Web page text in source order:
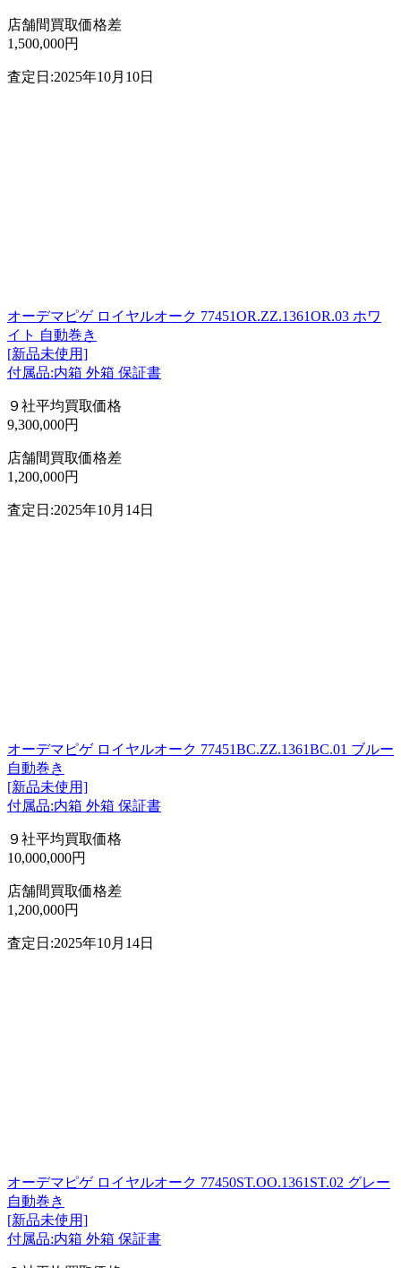
店舗間買取価格差
1,500,000円
査定日:2025年10月10日
オーデマピゲ ロイヤルオーク 77451OR.ZZ.1361OR.03 ホワ
イト 自動巻き
[新品未使用]
付属品:内箱 外箱 保証書
９社平均買取価格
9,300,000円
店舗間買取価格差
1,200,000円
査定日:2025年10月14日
オーデマピゲ ロイヤルオーク 77451BC.ZZ.1361BC.01 ブルー
自動巻き
[新品未使用]
付属品:内箱 外箱 保証書
９社平均買取価格
10,000,000円
店舗間買取価格差
1,200,000円
査定日:2025年10月14日
オーデマピゲ ロイヤルオーク 77450ST.OO.1361ST.02 グレー
自動巻き
[新品未使用]
付属品:内箱 外箱 保証書